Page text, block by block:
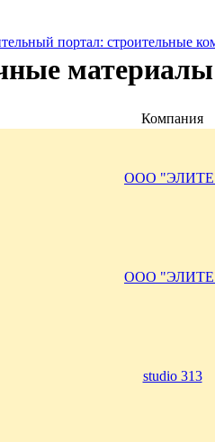
портал: строительные
материалы
Компания
ООО
ООО
studio 313